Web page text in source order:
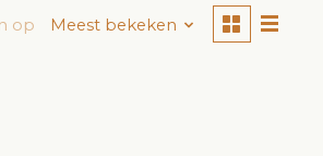
op Meest bekeken